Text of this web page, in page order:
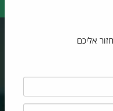
אליכם